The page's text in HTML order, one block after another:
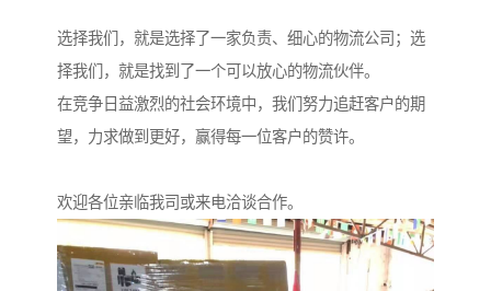
选择我们，就是选择了一家负责、细心的物流公司；选
择我们，就是找到了一个可以放心的物流伙伴。
在竞争日益激烈的社会环境中，我们努力追赶客户的期
望，力求做到更好，赢得每一位客户的赞许。
欢迎各位亲临我司或来电洽谈合作。